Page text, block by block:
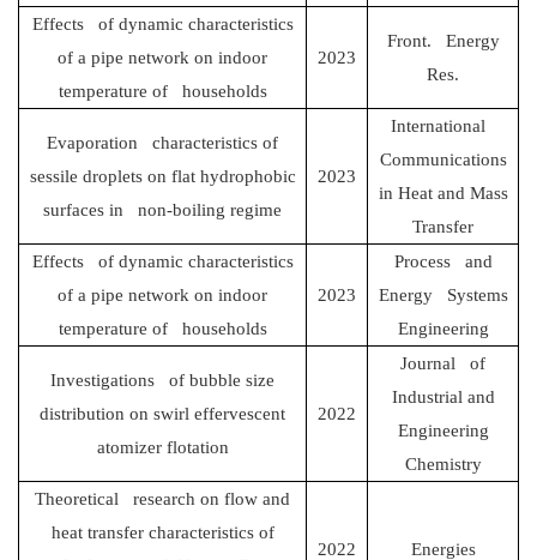
Effects of dynamic characteristics
of a pipe network on indoor
temperature of households
2023
Front. Energy
Res.
Evaporation characteristics of
sessile droplets on flat hydrophobic
surfaces in non-boiling regime
2023
International
Communications
in Heat and Mass
Transfer
Effects of dynamic characteristics
of a pipe network on indoor
temperature of households
2023
Process and
Energy Systems
Engineering
Investigations of bubble size
distribution on swirl effervescent
atomizer flotation
2022
Journal of
Industrial and
Engineering
Chemistry
Theoretical research on flow and
heat transfer characteristics of
2022 Energies